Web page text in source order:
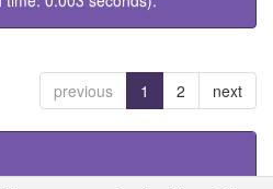
previous 1 2 next